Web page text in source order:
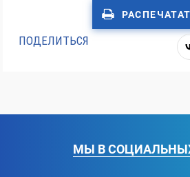
ПОДЕЛИТЬСЯ
МЫ В